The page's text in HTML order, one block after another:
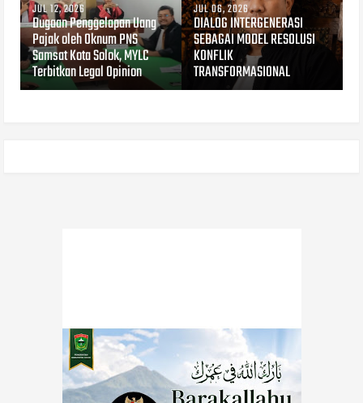
JUL 12, 2026
Dugaan Penggelapan Uang
Pajak oleh Oknum PNS
Samsat Kota Solok, MYLC
Terbitkan Legal Opinion
JUL 06, 2026
DIALOG INTERGENERASI
SEBAGAI MODEL RESOLUSI
KONFLIK
TRANSFORMASIONAL